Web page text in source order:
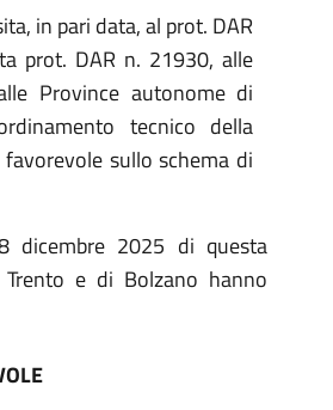
in pari data, al prot. DAR
prot. DAR n. 21930, alle
Province autonome di
tecnico della
sullo schema di
dicembre 2025 di questa
e di Bolzano hanno